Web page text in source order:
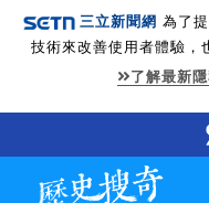
三立新聞網 為了
技術來改善使用者體驗，
了解最新